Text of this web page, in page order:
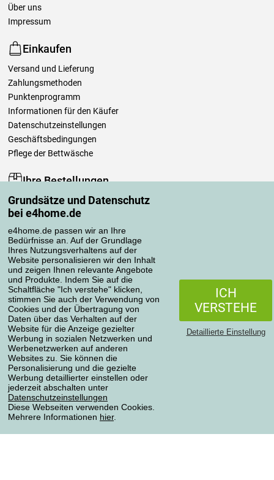
Grundsätze und Datenschutz
bei e4home.de
e4home.de passen wir an Ihre
Bedürfnisse an. Auf der Grundlage
Ihres Nutzungsverhaltens auf der
Website personalisieren wir den Inhalt
und zeigen Ihnen relevante Angebote
und Produkte. Indem Sie auf die
Schaltfläche "Ich verstehe" klicken,
stimmen Sie auch der Verwendung von
Cookies und der Übertragung von
Daten über das Verhalten auf der
Website für die Anzeige gezielter
Werbung in sozialen Netzwerken und
Werbenetzwerken auf anderen
Websites zu. Sie können die
Personalisierung und die gezielte
Werbung detaillierter einstellen oder
jederzeit abschalten unter
Datenschutzeinstellungen
Diese Webseiten verwenden Cookies.
Mehrere Informationen hier.
ICH
VERSTEHE
Detaillierte Einstellung
Über uns
Impressum
Einkaufen
Versand und Lieferung
Zahlungsmethoden
Punktenprogramm
Informationen für den Käufer
Datenschutzeinstellungen
Geschäftsbedingungen
Pflege der Bettwäsche
Ihre Bestellungen
Mein Konto
Bestellübersicht
Reklamationen
Widerrufsbelehrung
Einfach mehr wissen
Richtlinien zur Verarbeitung von Bewertungen
Transportarten
Zahlungsmethoden
Zuverlässiger Shop